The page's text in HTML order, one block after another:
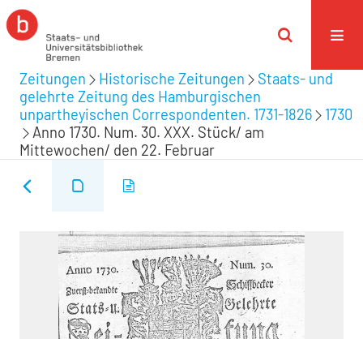
Zeitungen Historische Zeitungen
Staats- und
gelehrte Zeitung des Hamburgischen
unpartheyischen Correspondenten. 1731-1826
1730
Anno 1730. Num. 30. XXX. Stück/ am
Mittewochen/ den 22. Februar